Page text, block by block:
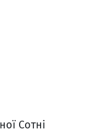
Сотні